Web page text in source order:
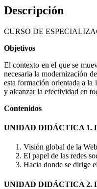
Descripción
CURSO DE
Objetivos
El contexto en el que se
necesaria la modernización
esta formación orientada a la
y alcanzar la efectividad en
Contenidos
UNIDAD DIDÁCTICA 1.
Visión global de la
El papel de las redes
Hacia donde se dirige
UNIDAD DIDÁCTICA 2.